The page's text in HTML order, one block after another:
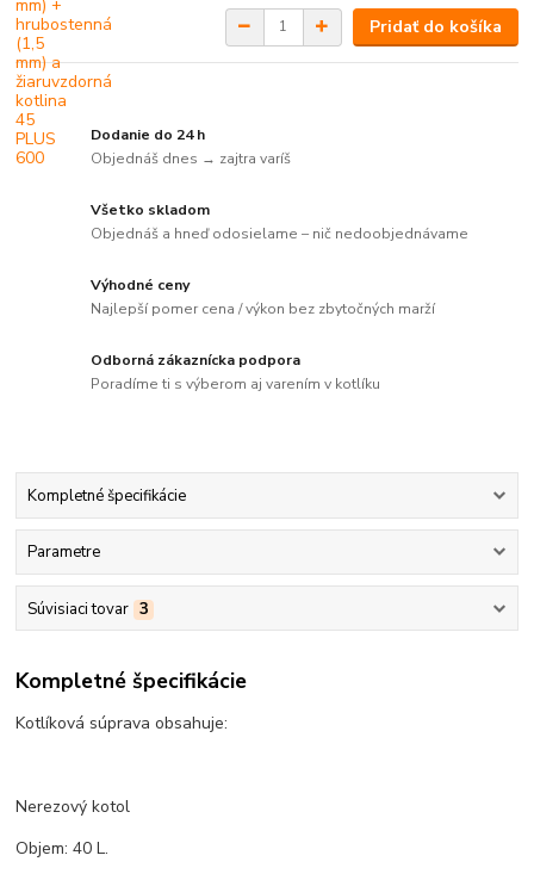
Pridať do košíka
Dodanie do 24 h
Objednáš dnes → zajtra varíš
Všetko skladom
Objednáš a hneď odosielame – nič nedoobjednávame
Výhodné ceny
Najlepší pomer cena / výkon bez zbytočných marží
Odborná zákaznícka podpora
Poradíme ti s výberom aj varením v kotlíku
Kompletné špecifikácie
Parametre
Súvisiaci tovar 3
Kompletné špecifikácie
Kotlíková súprava obsahuje:
Nerezový kotol
Objem: 40 L.